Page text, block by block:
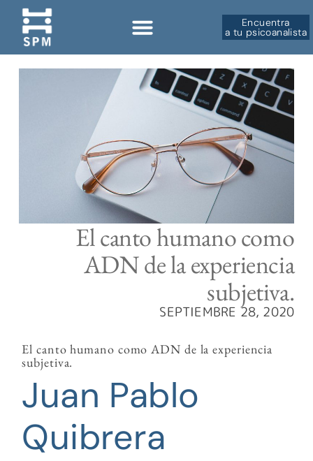
Encuentra
a tu psicoanalista
El canto humano como
ADN de la experiencia
subjetiva.
SEPTIEMBRE 28, 2020
El canto humano como ADN de la experiencia
subjetiva.
Juan Pablo
Quibrera